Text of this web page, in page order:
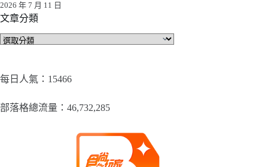
2026 年 7 月 11 日
文章分類
文
類
每日人氣：15466
部落格總流量：​46,732,285